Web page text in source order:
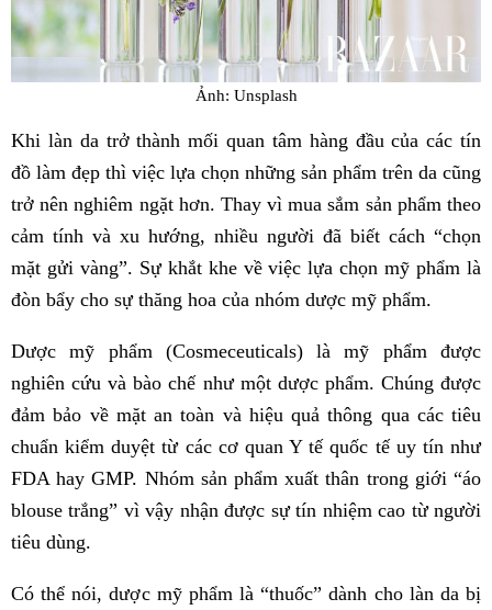
Ảnh: Unsplash
Khi làn da trở thành mối quan tâm hàng đầu của các tín
đồ làm đẹp thì việc lựa chọn những sản phẩm trên da cũng
trở nên nghiêm ngặt hơn. Thay vì mua sắm sản phẩm theo
cảm tính và xu hướng, nhiều người đã biết cách “chọn
mặt gửi vàng”. Sự khắt khe về việc lựa chọn mỹ phẩm là
đòn bẩy cho sự thăng hoa của nhóm dược mỹ phẩm.
Dược mỹ phẩm (Cosmeceuticals) là mỹ phẩm được
nghiên cứu và bào chế như một dược phẩm. Chúng được
đảm bảo về mặt an toàn và hiệu quả thông qua các tiêu
chuẩn kiểm duyệt từ các cơ quan Y tế quốc tế uy tín như
FDA hay GMP. Nhóm sản phẩm xuất thân trong giới “áo
blouse trắng” vì vậy nhận được sự tín nhiệm cao từ người
tiêu dùng.
Có thể nói, dược mỹ phẩm là “thuốc” dành cho làn da bị